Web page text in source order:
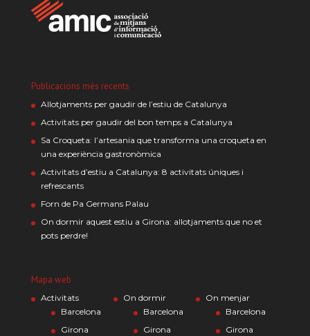
Publicacions més recents
Allotjaments per gaudir de l’estiu de Catalunya
Activitats per gaudir del bon temps a Catalunya
Sa Croqueta: l’artesania que transforma una croqueta en
una experiència gastronòmica
Activitats d’estiu a Catalunya: 8 activitats úniques i
refrescants
Forn de Pa Germans Palau
On dormir aquest estiu a Girona: allotjaments que no et
pots perdre!
Mapa web
Activitats
Barcelona
Girona
On dormir
Barcelona
Girona
On menjar
Barcelona
Girona